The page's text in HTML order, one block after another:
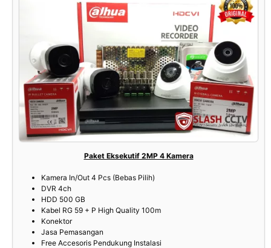
Paket Eksekutif 2MP 4 Kamera
Kamera In/Out 4 Pcs (Bebas Pilih)
DVR 4ch
HDD 500 GB
Kabel RG 59 + P High Quality 100m
Konektor
Jasa Pemasangan
Free Accesoris Pendukung Instalasi